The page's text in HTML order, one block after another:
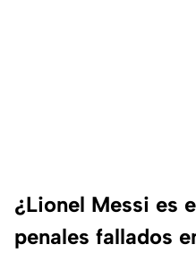
¿Lionel Messi es
penales fallados